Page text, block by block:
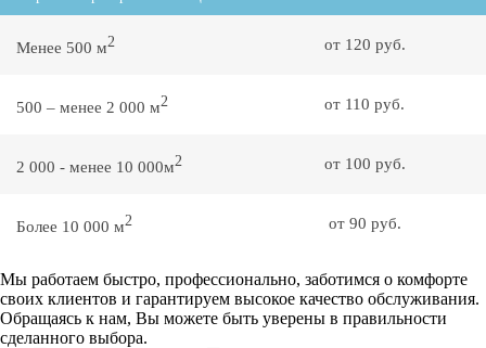
Менее 500 м2 от 120 руб.
500 – менее 2 000 м2 от 110 руб.
2 000 - менее 10 000м2 от 100 руб.
Более 10 000 м2 от 90 руб.
Мы работаем быстро, профессионально, заботимся о комфорте
своих клиентов и гарантируем высокое качество обслуживания.
Обращаясь к нам, Вы можете быть уверены в правильности
сделанного выбора.